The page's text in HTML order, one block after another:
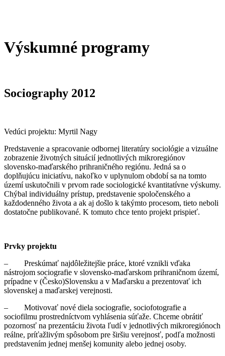
Výskumné programy
Sociography 2012
Vedúci projektu: Myrtil Nagy
Predstavenie a spracovanie odbornej literatúry sociológie a vizuálne
zobrazenie životných situácií jednotlivých mikroregiónov
slovensko-maďarského prihraničného regiónu. Jedná sa o
doplňujúcu iniciatívu, nakoľko v uplynulom období sa na tomto
území uskutočnili v prvom rade sociologické kvantitatívne výskumy.
Chýbal individuálny prístup, predstavenie spoločenského a
každodenného života a ak aj došlo k takýmto procesom, tieto neboli
dostatočne publikované. K tomuto chce tento projekt prispieť.
Prvky projektu
– Preskúmať najdôležitejšie práce, ktoré vznikli vďaka
nástrojom sociografie v slovensko-maďarskom prihraničnom území,
prípadne v (Česko)Slovensku a v Maďarsku a prezentovať ich
slovenskej a maďarskej verejnosti.
– Motivovať nové diela sociografie, sociofotografie a
sociofilmu prostredníctvom vyhlásenia súťaže. Chceme obrátiť
pozornosť na prezentáciu života ľudí v jednotlivých mikroregiónoch
reálne, príťažlivým spôsobom pre širšiu verejnosť, podľa možnosti
predstavením jednej menšej komunity alebo jednej osoby.